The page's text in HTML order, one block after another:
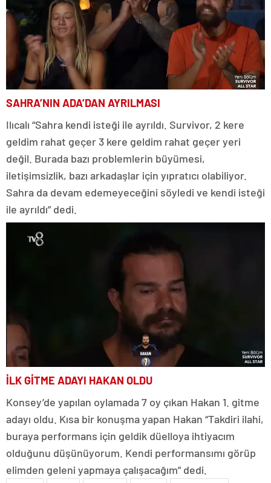
SAHRA’NIN ADA’DAN AYRILMASI
Ilıcalı “Sahra kendi isteği ile ayrıldı. Survivor, 2 kere
geldim rahat geçer 3 kere geldim rahat geçer yeri
değil. Burada bazı problemlerin büyümesi,
iletişimsizlik, bazı arkadaşlar için yıpratıcı olabiliyor.
Sahra da devam edemeyeceğini söyledi ve kendi isteği
ile ayrıldı” dedi.
İLK GİTME ADAYI HAKAN OLDU
Konsey’de yapılan oylamada 7 oy çıkan Hakan 1. gitme
adayı oldu. Kısa bir konuşma yapan Hakan “Takdiri ilahi,
buraya performans için geldik düelloya ihtiyacım
olduğunu düşünüyorum. Kendi performansımı görüp
elimden geleni yapmaya çalışacağım” dedi.